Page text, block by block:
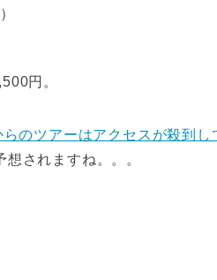
円。
のツアーはアクセスが殺到し
されますね。。。